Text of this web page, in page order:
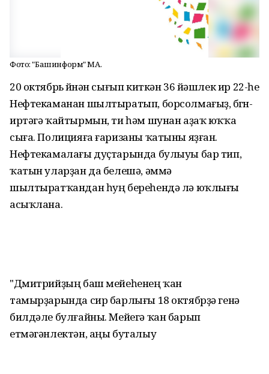
Фото: "Башинформ" МА.
20 октябрь өйөнән сығып киткән 36 йәшлек ир 22-һе
Нефтекаманан шылтыратып, борсолмағыҙ, бөгөн-
иртәгә ҡайтырмын, ти һәм шунан аҙаҡ юҡҡа
сыға. Полицияға ғаризаны ҡатыны яҙған.
Нефтекамалағы дуҫтарында булыуы бар тип,
ҡатын уларҙан да белешә, әммә
шылтыратҡандан һуң береһендә лә юҡлығы
асыҡлана.
"Дмитрийҙың баш мейеһенең ҡан
тамырҙарында сир барлығы 18 октябрҙә генә
билдәле булғайны. Мейегә ҡан барып
етмәгәнлектән, аңы буталыу